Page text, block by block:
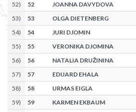
52) 52 JOANNA DAVYDOVA
53) 53 OLGA DIETENBERG
54) 54 JURI DJOMIN
55) 55 VERONIKA DJOMINA
56) 56 NATALIA DRUŽININA
57) 57 EDUARD EHALA
58) 58 URMAS EIGLA
59) 59 KARMEN EKBAUM